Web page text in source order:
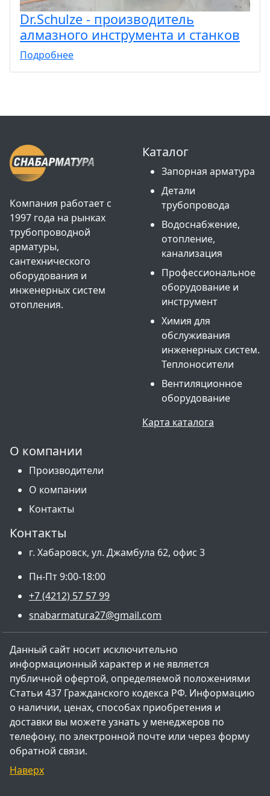
Dr.Schulze - производитель
алмазного инструмента и станков
Подробнее
Компания работает с
1997 года на рынках
трубопроводной
арматуры,
сантехнического
оборудования и
инженерных систем
отопления.
Каталог
Запорная арматура
Детали
трубопровода
Водоснабжение,
отопление,
канализация
Профессиональное
оборудование и
инструмент
Химия для
обслуживания
инженерных систем.
Теплоносители
Вентиляционное
оборудование
Карта каталога
О компании
Производители
О компании
Контакты
Контакты
г. Хабаровск, ул. Джамбула 62, офис 3
Пн-Пт 9:00-18:00
+7 (4212) 57 57 99
snabarmatura27@gmail.com
Данный сайт носит исключительно
информационный характер и не является
публичной офертой, определяемой положениями
Статьи 437 Гражданского кодекса РФ. Информацию
о наличии, ценах, способах приобретения и
доставки вы можете узнать у менеджеров по
телефону, по электронной почте или через форму
обратной связи.
Наверх